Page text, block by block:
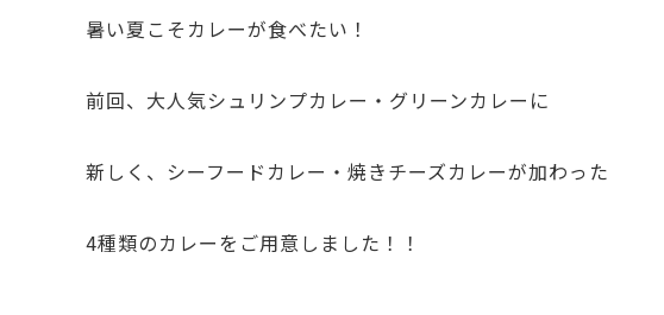
暑い夏こそカレーが食べたい！
前回、大人気シュリンプカレー・グリーンカレーに
新しく、シーフードカレー・焼きチーズカレーが加わった
4種類のカレーをご用意しました！！